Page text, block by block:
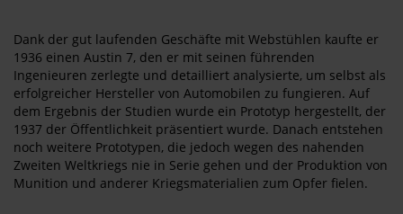
Dank der gut laufenden Geschäfte mit Webstühlen kaufte er
1936 einen Austin 7, den er mit seinen führenden
Ingenieuren zerlegte und detailliert analysierte, um selbst als
erfolgreicher Hersteller von Automobilen zu fungieren. Auf
dem Ergebnis der Studien wurde ein Prototyp hergestellt, der
1937 der Öffentlichkeit präsentiert wurde. Danach entstehen
noch weitere Prototypen, die jedoch wegen des nahenden
Zweiten Weltkriegs nie in Serie gehen und der Produktion von
Munition und anderer Kriegsmaterialien zum Opfer fielen.